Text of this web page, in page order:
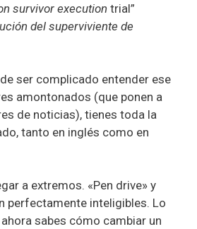
survivor execution trial”
del superviviente de
ser complicado entender ese
amontonados (que ponen a
de noticias), tienes toda la
tanto en inglés como en
a extremos. «Pen drive» y
perfectamente inteligibles. Lo
sabes cómo cambiar un